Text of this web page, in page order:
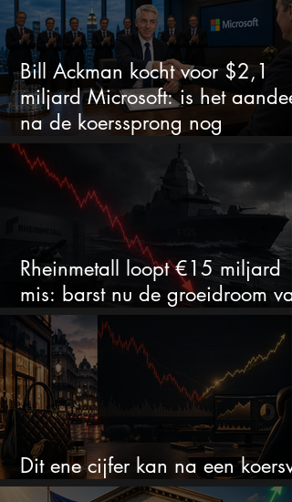
Bill Ackman kocht voor $2,1
miljard Microsoft: is het aandeel
na de koerssprong nog
aantrekkelijk?
Rheinmetall loopt €15 miljard
mis: barst nu de groeidroom van
het defensiebedrijf?
Dit ene cijfer kan na een
van 50% alles veranderen